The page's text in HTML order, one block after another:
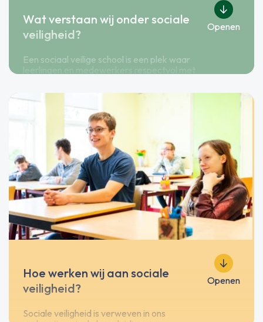
Wat verstaan wij onder sociale
veiligheid?
Een sociaal veilige school is een plek waar
leerlingen en medewerkers respectvol met
mogen zijn. We vinden het belangrijk dat
iedereen zich welkom en serieus genomen
voelt. Pesten, buitensluiten of ander
grensoverschrijdend gedrag wordt niet
geaccepteerd en pakken we actief aan.
Duidelijke afspraken en routines zorgen
voor rust in de school. Leerlingen weten
waar ze aan toe zijn en wat er van hen
verwacht wordt. Dat geeft vertrouwen en
veiligheid.
Openen
Hoe werken wij aan sociale
veiligheid?
Sociale veiligheid is verweven in ons
Openen